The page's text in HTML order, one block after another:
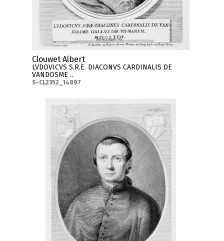
Clouwet Albert
LVDOVICVS S.R.E. DIACONVS CARDINALIS DE
VANDOSME ..
S-CL2352_14897